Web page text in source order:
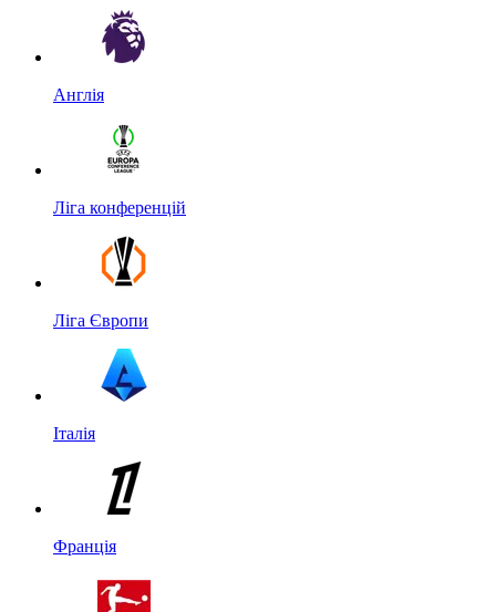
Англія
Ліга конференцій
Ліга Європи
Італія
Франція